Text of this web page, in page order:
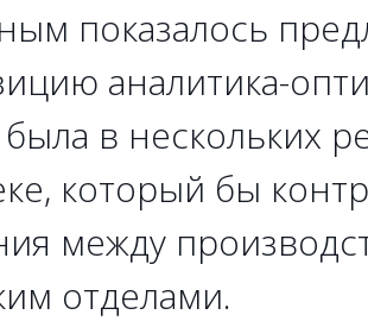
показалось
аналитика-
была в нескольких
который бы
между
отделами.